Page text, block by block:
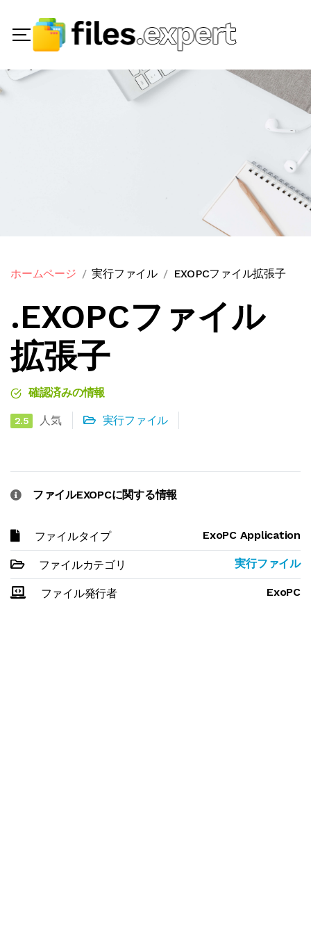
ホームページ 実行ファイル EXOPCファイル拡張子
.EXOPCファイル
拡張子
確認済みの情報
2.5 人気 実行ファイル
ファイルEXOPCに関する情報
ファイルタイプ ExoPC Application
ファイルカテゴリ 実行ファイル
ファイル発行者 ExoPC